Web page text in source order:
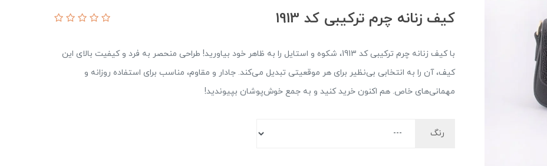
کیف زنانه چرم ترکیبی کد 1913
با کیف زنانه چرم ترکیبی کد 1913، شکوه و استایل را به ظاهر خود بیاورید! طراحی منحصر به فرد و کیفیت بالای این
کیف، آن را به انتخابی بی‌نظیر برای هر موقعیتی تبدیل می‌کند. جادار و مقاوم، مناسب برای استفاده روزانه و
مهمانی‌های خاص. هم اکنون خرید کنید و به جمع خوش‌پوشان بپیوندید!
رنگ